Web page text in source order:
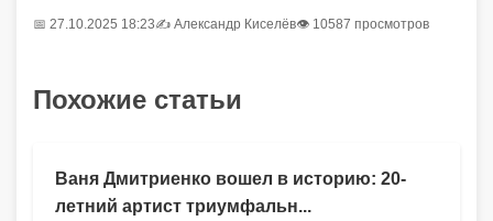
📅 27.10.2025 18:23✍️ Александр Киселёв👁 10587 просмотров
Похожие статьи
Ваня Дмитриенко вошел в историю: 20-
летний артист триумфальн...